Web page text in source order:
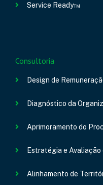
Service Ready™
Consultoria
Design de
Diagnóstico da
Aprimoramento do
Estratégia e
Alinhamento de